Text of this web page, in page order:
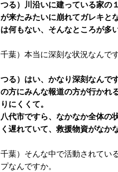
つる）川沿いに建っている家の
が来たみたいに崩れてガレキと
は何もない、そんなところが多
千葉）本当に深刻な状況なんです
つる）はい、かなり深刻なんで
の方にみんな報道の方が行かれ
りにくくて。
八代市ですら、なかなか全体の
く遅れていて、救援物資がなか
千葉）そんな中で活動されてい
プなんですか。